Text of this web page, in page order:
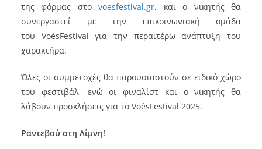
της φόρμας στοvoesfestival.gr, και ο νικητής θα
συνεργαστεί με την επικοινωνιακή ομάδα
του VoésFestival για την περαιτέρω ανάπτυξη του
χαρακτήρα.
Όλες οι συμμετοχές θα παρουσιαστούν σε ειδικό χώρο
του φεστιβάλ, ενώ οι φιναλίστ και ο νικητής θα
λάβουν προσκλήσεις για το VoésFestival 2025.
Ραντεβού στη Λίμνη!